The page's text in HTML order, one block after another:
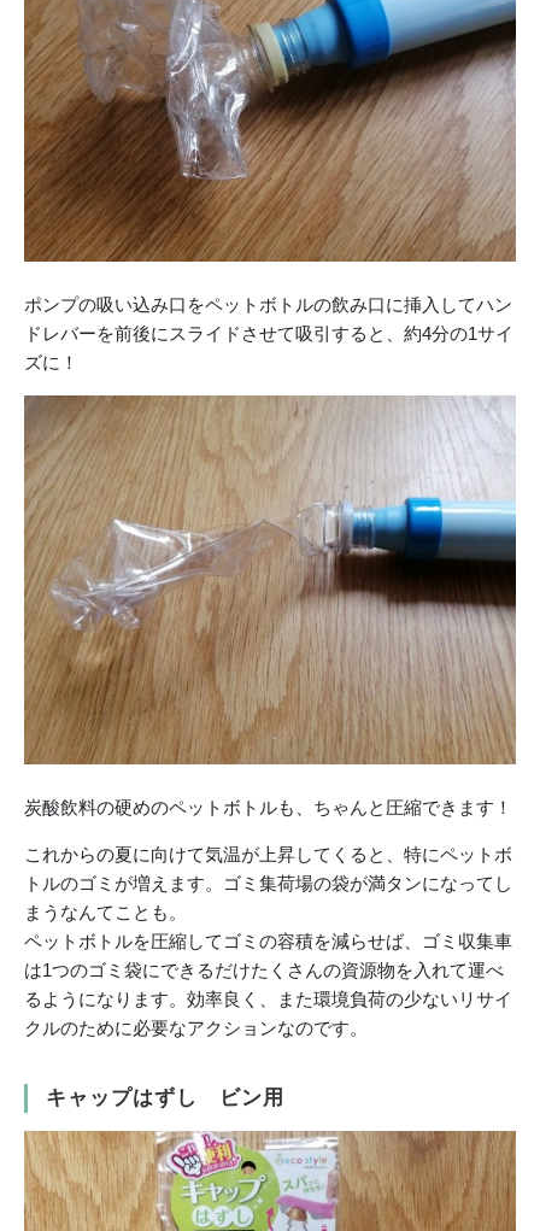
ポンプの吸い込み口をペットボトルの飲み口に挿入してハン
ドレバーを前後にスライドさせて吸引すると、約4分の1サイ
ズに！
炭酸飲料の硬めのペットボトルも、ちゃんと圧縮できます！
これからの夏に向けて気温が上昇してくると、特にペットボ
トルのゴミが増えます。ゴミ集荷場の袋が満タンになってし
まうなんてことも。
ペットボトルを圧縮してゴミの容積を減らせば、ゴミ収集車
は1つのゴミ袋にできるだけたくさんの資源物を入れて運べ
るようになります。効率良く、また環境負荷の少ないリサイ
クルのために必要なアクションなのです。
キャップはずし ビン用